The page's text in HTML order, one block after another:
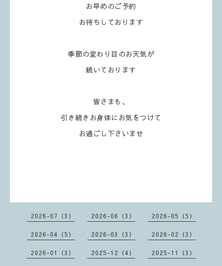
お早めのご予約
お待ちしております
季節の変わり目のお天気が
続いております
皆さまも、
引き続きお身体にお気をつけて
お過ごし下さいませ
2026-07（3） 2026-06（3） 2026-05（5）
2026-04（5） 2026-03（3） 2026-02（3）
2026-01（3） 2025-12（4） 2025-11（3）